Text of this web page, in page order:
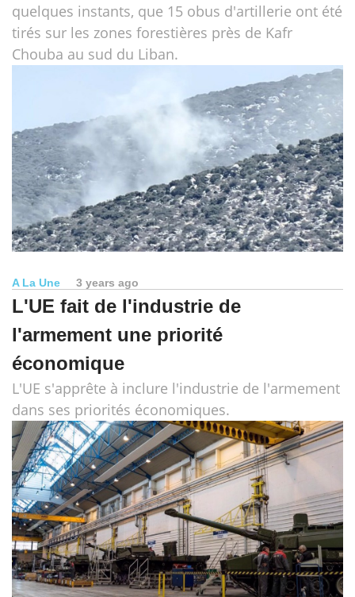
quelques instants, que 15 obus d'artillerie ont été
tirés sur les zones forestières près de Kafr
Chouba au sud du Liban.
A La Une 3 years ago
L'UE fait de l'industrie de
l'armement une priorité
économique
L'UE s'apprête à inclure l'industrie de l'armement
dans ses priorités économiques.